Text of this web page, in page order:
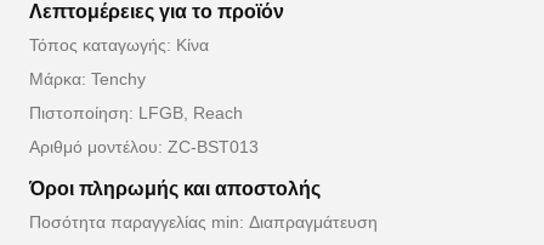
Λεπτομέρειες για το προϊόν
Τόπος καταγωγής: Κίνα
Μάρκα: Tenchy
Πιστοποίηση: LFGB, Reach
Αριθμό μοντέλου: ZC-BST013
Όροι πληρωμής και αποστολής
Ποσότητα παραγγελίας min: Διαπραγμάτευση